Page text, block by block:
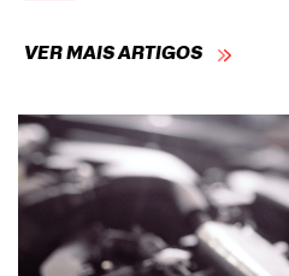
VER MAIS ARTIGOS